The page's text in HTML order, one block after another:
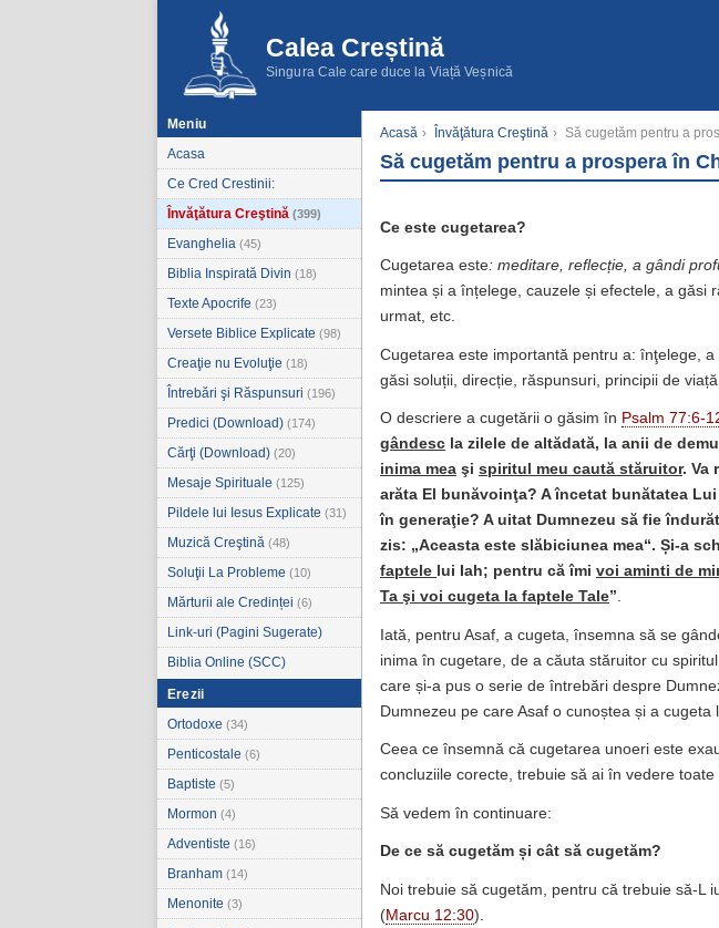
Calea Creștină
Singura Cale care duce la Viață Veșnică
Meniu
Acasa
Ce Cred Crestinii:
Învăţătura Creştină (399)
Evanghelia (45)
Biblia Inspirată Divin (18)
Texte Apocrife (23)
Versete Biblice Explicate (98)
Creaţie nu Evoluţie (18)
Întrebări şi Răspunsuri (196)
Predici (Download) (174)
Cărţi (Download) (20)
Mesaje Spirituale (125)
Pildele lui Iesus Explicate (31)
Muzică Creştină (48)
Soluţii La Probleme (10)
Mărturii ale Credinței (6)
Link-uri (Pagini Sugerate)
Biblia Online (SCC)
Erezii
Ortodoxe (34)
Penticostale (6)
Baptiste (5)
Mormon (4)
Adventiste (16)
Branham (14)
Menonite (3)
Acasă › Învăţătura Creştină › Să cugetăm pentru a
Să cugetăm pentru a prospera în
Ce este cugetarea?
Cugetarea este: meditare, reflecție, a gândi
mintea și a înțelege, cauzele și efectele, a găsi
urmat, etc.
Cugetarea este importantă pentru a: înţelege,
găsi soluții, direcție, răspunsuri, principii de
O descriere a cugetării o găsim în Psalm 77:6-
gândesc la zilele de altădată, la anii de
inima mea şi spiritul meu caută stăruitor. Va
arăta El bunăvoinţa? A încetat bunătatea
în generaţie? A uitat Dumnezeu să fie
zis: „Aceasta este slăbiciunea mea“. Și-a
faptele lui Iah; pentru că îmi voi aminti de
Ta şi voi cugeta la faptele Tale”.
Iată, pentru Asaf, a cugeta, însemna să se
inima în cugetare, de a căuta stăruitor cu
care și-a pus o serie de întrebări despre
Dumnezeu pe care Asaf o cunoștea și a cugeta
Ceea ce însemnă că cugetarea unoeri este
concluziile corecte, trebuie să ai în vedere
Să vedem în continuare:
De ce să cugetăm și cât să cugetăm?
Noi trebuie să cugetăm, pentru că trebuie să-L
(Marcu 12:30).